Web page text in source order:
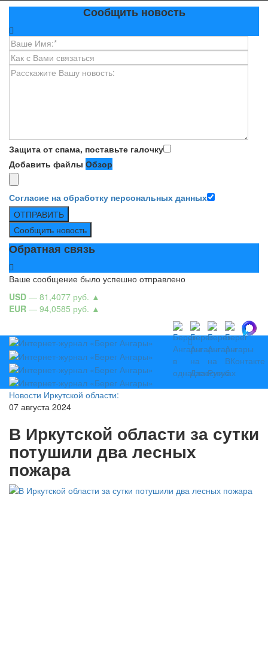
Сообщить новость
Защита от спама, поставьте галочку
Добавить файлы Обзор
Согласие на обработку персональных данных
ОТПРАВИТЬ
Сообщить новость
Обратная связь
Ваше сообщение было успешно отправлено
USD — 81,4077 руб. ▲
EUR — 94,0585 руб. ▲
Новости Иркутской области:
07 августа 2024
В Иркутской области за сутки
потушили два лесных
пожара